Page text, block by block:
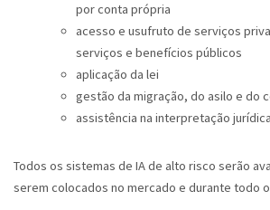
por conta própria
acesso e usufruto de serviços
serviços e benefícios públicos
aplicação da lei
gestão da migração, do asilo e do
assistência na interpretação
Todos os sistemas de IA de alto risco serão
serem colocados no mercado e durante todo